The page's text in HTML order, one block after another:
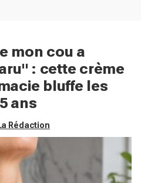
mon cou a
: cette crème
bluffe les
ans
Rédaction